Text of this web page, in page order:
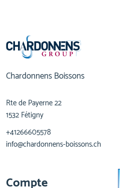
Chardonnens Boissons
Rte de Payerne 22
1532 Fétigny
+41266605578
info@chardonnens-boissons.ch
Compte